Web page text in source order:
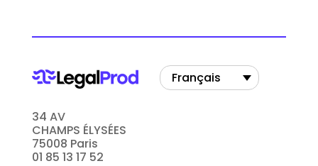
34 AV
CHAMPS ÉLYSÉES
75008 Paris
01 85 13 17 52
Français